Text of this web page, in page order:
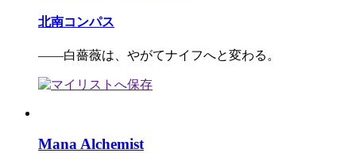
北南コンパス
――白薔薇は、やがてナイフへと変わる。
Mana Alchemist